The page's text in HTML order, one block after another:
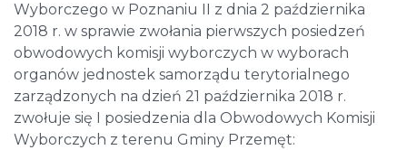
Wyborczego w Poznaniu II z dnia 2 października
2018 r. w sprawie zwołania pierwszych posiedzeń
obwodowych komisji wyborczych w wyborach
organów jednostek samorządu terytorialnego
zarządzonych na dzień 21 października 2018 r.
zwołuje się I posiedzenia dla Obwodowych Komisji
Wyborczych z terenu Gminy Przemęt: